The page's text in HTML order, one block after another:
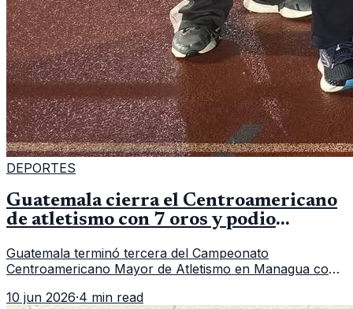
DEPORTES
Guatemala cierra el Centroamericano
de atletismo con 7 oros y podio
Guatemala terminó tercera del Campeonato
Centroamericano Mayor de Atletismo en Managua con
de CDAG.
10 jun 2026·4 min read